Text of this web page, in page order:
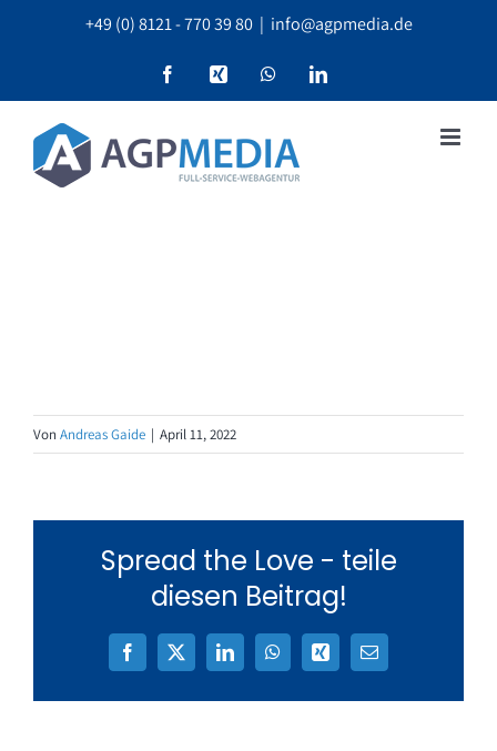
+49 (0) 8121 - 770 39 80 | info@agpmedia.de
FacebookXing WhatsAppLinkedIn
Von Andreas Gaide | April 11, 2022
Spread the Love - teile
diesen Beitrag!
Facebook
X LinkedInWhatsApp
Xing
E-